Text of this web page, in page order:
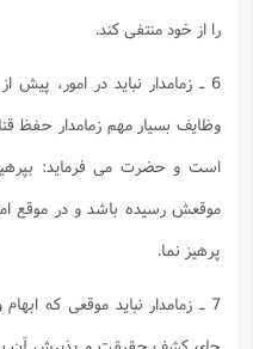
را از خود منتفى کند.
6 ـ زمامدار نباید در امور،
وظایف بسیار مهم زمامدار حفظ
است و حضرت مى فرماید:
موقعش رسیده باشد و در موقع
پرهیز نما.
7 ـ زمامدار نباید موقعى که